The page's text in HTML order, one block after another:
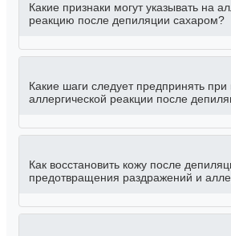
Какие признаки могут указывать на
реакцию после депиляции сахаром?
Какие шаги следует предпринять при
аллергической реакции после
Как восстановить кожу после
предотвращения раздражений и